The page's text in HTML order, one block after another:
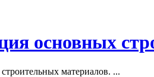
основных
материалов. ...